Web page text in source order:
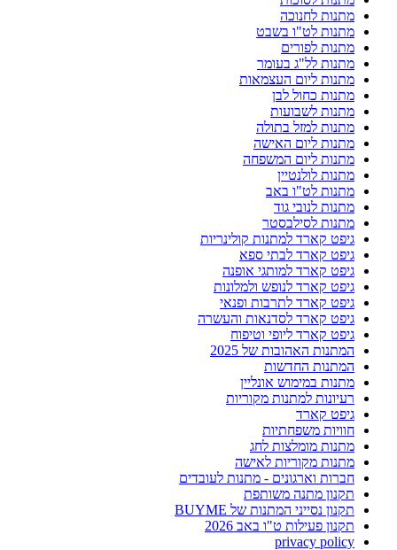
מתנות לחנוכה
מתנות לט"ו בשבט
מתנות לפורים
מתנות לל"ג בעומר
מתנות ליום העצמאות
מתנות כחול לבן
מתנות לשבועות
מתנות למזל בתולה
מתנות ליום האישה
מתנות ליום המשפחה
מתנות לולנטיין
מתנות לט"ו באב
מתנות לנובי גוד
מתנות לסילבסטר
גיפט קארד למתנות קולינריות
גיפט קארד לבתי ספא
גיפט קארד למותגי אופנה
גיפט קארד לנופש ולמלונות
גיפט קארד לתרבות ופנאי
גיפט קארד לסדנאות והעשרה
גיפט קארד ליופי וטיפוח
המתנות האהובות של 2025
המתנות החדשות
מתנות במימוש אונליין
רעיונות למתנות מקוריות
גיפט קארד
חוויות משפחתיות
מתנות מומלצות לחג
מתנות מקוריות לאישה
חברות וארגונים - מתנות לעובדים
תקנון מתנה משותפת
תקנון נסייני המתנות של BUYME
תקנון פעילות ט"ו באב 2026
privacy policy